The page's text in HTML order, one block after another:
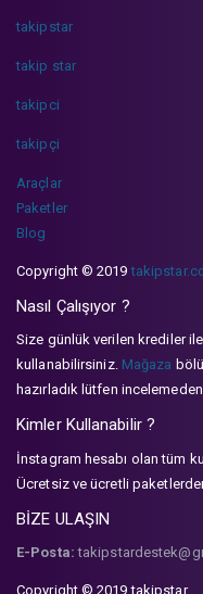
takipstar
takip star
takipci
takipçi
Araçlar
Paketler
Blog
Copyright © 2019
Nasıl Çalışıyor ?
Size günlük verilen krediler
kullanabilirsiniz. Mağaza
hazırladık lütfen
Kimler Kullanabilir ?
İnstagram hesabı olan tüm
Ücretsiz ve ücretli
BİZE ULAŞIN
E-Posta:
Copyright © 2019 takipstar.